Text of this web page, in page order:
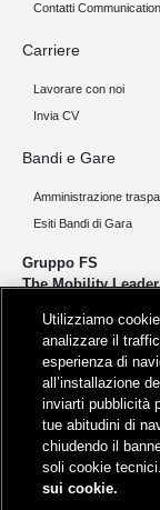
Contatti Communication
Carriere
Lavorare con noi
Invia CV
Bandi e Gare
Amministrazione
Esiti Bandi di Gara
Gruppo FS
The Mobility Leader
Progettiamo e
persone e merci.
del nostro Paese.
Utilizziamo
analizzare il
esperienza di
all’installazione
inviarti pubblicità
tue abitudini di
chiudendo il
soli cookie tecnici.
sui cookie.